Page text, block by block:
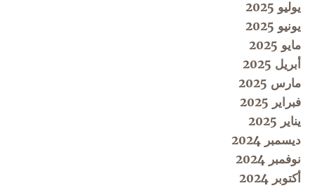
يوليو 2025
يونيو 2025
مايو 2025
أبريل 2025
مارس 2025
فبراير 2025
يناير 2025
ديسمبر 2024
نوفمبر 2024
أكتوبر 2024